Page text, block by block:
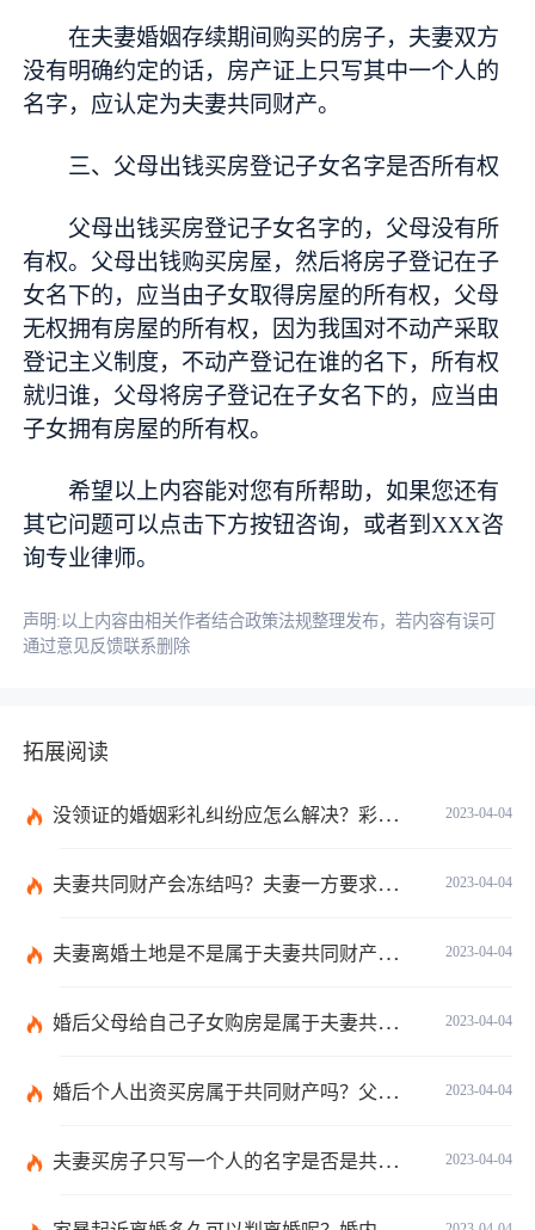
在夫妻婚姻存续期间购买的房子，夫妻双方
没有明确约定的话，房产证上只写其中一个人的
名字，应认定为夫妻共同财产。
三、父母出钱买房登记子女名字是否所有权
父母出钱买房登记子女名字的，父母没有所
有权。父母出钱购买房屋，然后将房子登记在子
女名下的，应当由子女取得房屋的所有权，父母
无权拥有房屋的所有权，因为我国对不动产采取
登记主义制度，不动产登记在谁的名下，所有权
就归谁，父母将房子登记在子女名下的，应当由
子女拥有房屋的所有权。
希望以上内容能对您有所帮助，如果您还有
其它问题可以点击下方按钮咨询，或者到XXX咨
询专业律师。
声明:以上内容由相关作者结合政策法规整理发布，若内容有误可
通过意见反馈联系删除
拓展阅读
2023-04-04
没领证的婚姻彩礼纠纷应怎么解决？彩礼规定不能超过多少在法律上没有明确规定数额吗？
2023-04-04
夫妻共同财产会冻结吗？夫妻一方要求离婚另一方不同意怎么办？
2023-04-04
夫妻离婚土地是不是属于夫妻共同财产？不属于夫妻共同财产的情形有哪些？
2023-04-04
婚后父母给自己子女购房是属于夫妻共同财产吗？婚后父母给自己的钱算共同财产吗？
2023-04-04
婚后个人出资买房属于共同财产吗？父母出钱买房登记子女名字是否所有权？
2023-04-04
夫妻买房子只写一个人的名字是否是共同财产？转移共同财产有哪些防止措施？